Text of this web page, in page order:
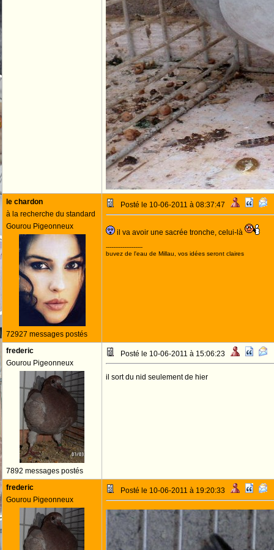
le chardon
à la recherche du standard
Gourou Pigeonneux
72927 messages postés
Posté le 10-06-2011 à 08:37:47
il va avoir une sacrée tronche, celui-là
--------------------
buvez de l'eau de Millau, vos idées seront claires
frederic
Gourou Pigeonneux
7892 messages postés
Posté le 10-06-2011 à 15:06:23
il sort du nid seulement de hier
frederic
Gourou Pigeonneux
Posté le 10-06-2011 à 19:20:33